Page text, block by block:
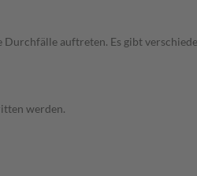
auftreten. Es gibt
werden.